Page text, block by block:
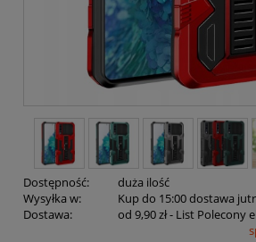
Dostępność:
duża ilość
Wysyłka w:
Kup do 15:00 dostawa
Dostawa:
od 9,90 zł- List Polecony
Cena nie zawiera ewentualnych